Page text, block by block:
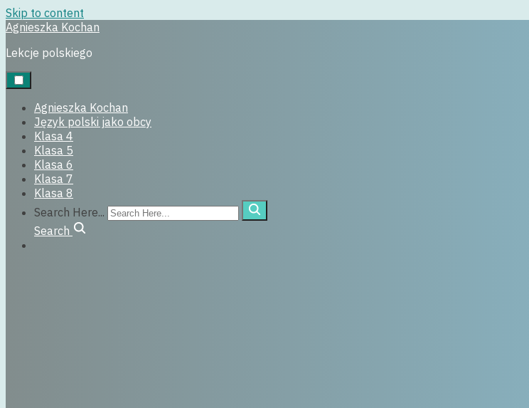
Skip to content
Agnieszka Kochan
Lekcje polskiego
Agnieszka Kochan
Język polski jako obcy
Klasa 4
Klasa 5
Klasa 6
Klasa 7
Klasa 8
Search Here...
Search
Uncategorized